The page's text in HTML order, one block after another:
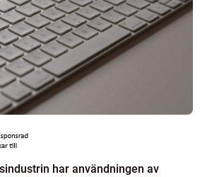
har användningen av